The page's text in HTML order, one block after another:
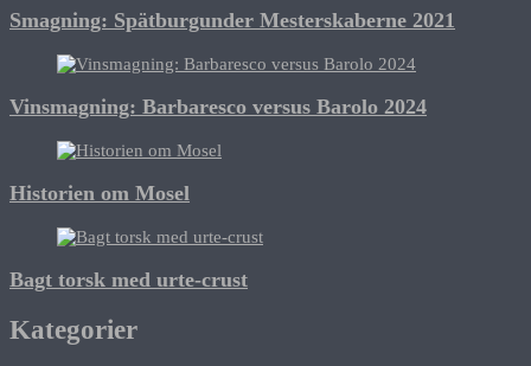
Smagning: Spätburgunder Mesterskaberne 2021
Vinsmagning: Barbaresco versus Barolo 2024
Historien om Mosel
Bagt torsk med urte-crust
Kategorier